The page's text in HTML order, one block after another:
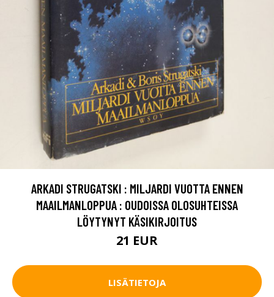
ARKADI STRUGATSKI : MILJARDI VUOTTA ENNEN
MAAILMANLOPPUA : OUDOISSA OLOSUHTEISSA
LÖYTYNYT KÄSIKIRJOITUS
21 EUR
LISÄTIETOJA